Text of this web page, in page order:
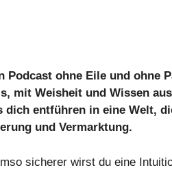
Podcast ohne Eile und ohne
mit Weisheit und Wissen
dich entführen in eine Welt,
und Vermarktung.
sicherer wirst du eine